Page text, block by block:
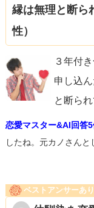
縁は無理と断ら
性）
３年付
申し込
と断ら
恋愛マスター&AI回答
したね。元カノさん
ベストアンサーあり